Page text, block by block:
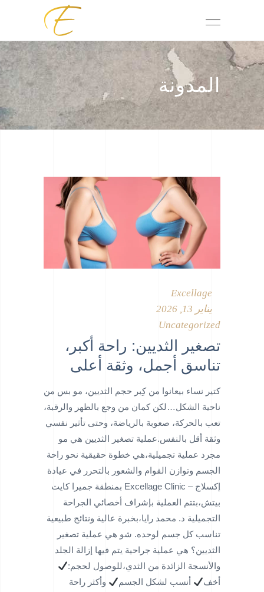
المدونة
Excellage
يناير 13, 2026
Uncategorized
تصغير الثديين: راحة أكبر،
تناسق أجمل، وثقة أعلى
كتير نساء بيعانوا من كِبر حجم الثديين، مو بس من
ناحية الشكل…لكن كمان من وجع بالظهر والرقبة،
تعب بالحركة، صعوبة بالرياضة، وحتى تأثير نفسي
وثقة أقل بالنفس.عملية تصغير الثديين هي مو
مجرد عملية تجميلية،هي خطوة حقيقية نحو راحة
الجسم وتوازن القوام والشعور بالتحرر في عيادة
إكسلاج – Excellage Clinic بمنطقة جميرا كايت
بيتش،بتتم العملية بإشراف أخصائي الجراحة
التجميلية د. محمد رايا،بخبرة عالية ونتائج طبيعية
تناسب كل جسم لوحده. شو هي عملية تصغير
الثديين؟ هي عملية جراحية يتم فيها إزالة الجلد
والأنسجة الزائدة من الثدي،للوصول لحجم:
أخف
أنسب لشكل الجسم
وأكثر راحة